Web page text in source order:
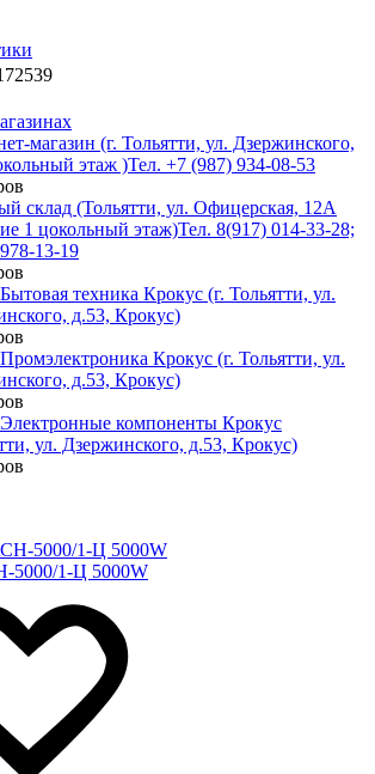
магазин (г. Тольятти, ул. Дзержинского,
этаж )Тел. +7 (987) 934-08-53
склад (Тольятти, ул. Офицерская, 12А
1 цокольный этаж)Тел. 8(917) 014-33-28;
13-19
техника Крокус (г. Тольятти, ул.
д.53, Крокус)
Крокус (г. Тольятти, ул.
д.53, Крокус)
компоненты Крокус
ул. Дзержинского, д.53, Крокус)
5000/1-Ц 5000W